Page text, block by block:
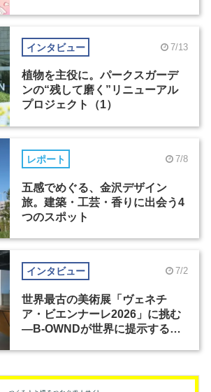
インタビュー 7/13
植物を主役に。パークスガーデ
ンの“残して磨く”リニューアル
プロジェクト（1）
レポート 7/8
五感でめぐる、金沢デザイン
旅。建築・工芸・香りに出会う4
つのスポット
インタビュー 7/2
世界最古の美術展「ヴェネチ
ア・ビエンナーレ2026」に挑む
―B-OWNDが世界に提示する美